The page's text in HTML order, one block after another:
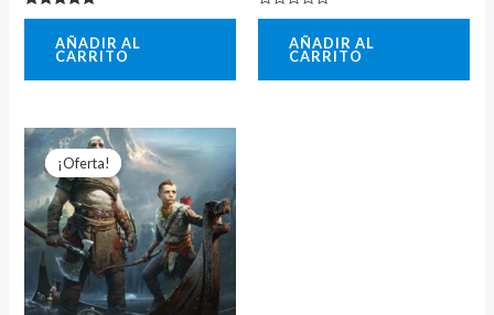
Valorado
AÑADIR AL
CARRITO
Valorado
AÑADIR AL
CARRITO
¡Oferta!
¡Oferta!
El
precio
original
era:
$49.999.
El
precio
actual
es:
$34.999.